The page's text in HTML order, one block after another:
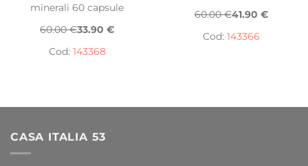
minerali 60 capsule
60.00 €33.90 €
Cod: 143368
60.00 €41.90 €
Cod: 143366
CASA ITALIA 53